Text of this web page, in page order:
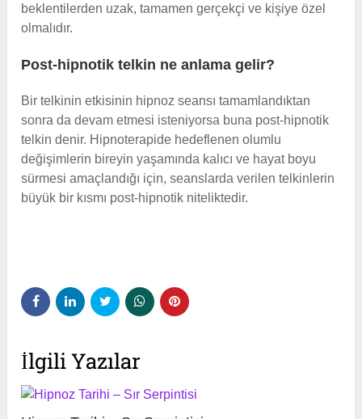
beklentilerden uzak, tamamen gerçekçi ve kişiye özel
olmalıdır.
Post-hipnotik telkin ne anlama gelir?
Bir telkinin etkisinin hipnoz seansı tamamlandıktan
sonra da devam etmesi isteniyorsa buna post-hipnotik
telkin denir. Hipnoterapide hedeflenen olumlu
değişimlerin bireyin yaşamında kalıcı ve hayat boyu
sürmesi amaçlandığı için, seanslarda verilen telkinlerin
büyük bir kısmı post-hipnotik niteliktedir.
İlgili Yazılar